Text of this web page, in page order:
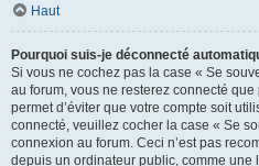
Haut
Pourquoi suis-je déconnecté
Si vous ne cochez pas la case « Se
au forum, vous ne resterez connecté
permet d’éviter que votre compte soit
connecté, veuillez cocher la case « Se
connexion au forum. Ceci n’est pas
depuis un ordinateur public, comme